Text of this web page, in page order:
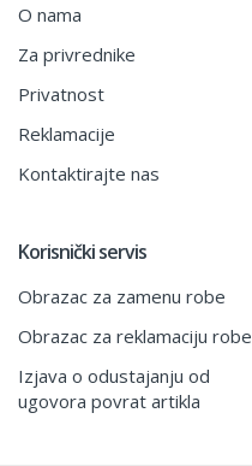
O nama
Za privrednike
Privatnost
Reklamacije
Kontaktirajte nas
Korisnički servis
Obrazac za zamenu robe
Obrazac za reklamaciju robe
Izjava o odustajanju od
ugovora povrat artikla